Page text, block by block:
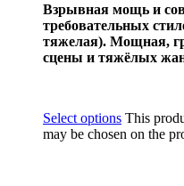
Взрывная мощь и
требовательных
тяжелая). Мощная,
сцены и тяжёлых
Select options This
may be chosen on the